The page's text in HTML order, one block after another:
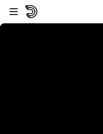
Vai al lettore
Passa al contenuto principale